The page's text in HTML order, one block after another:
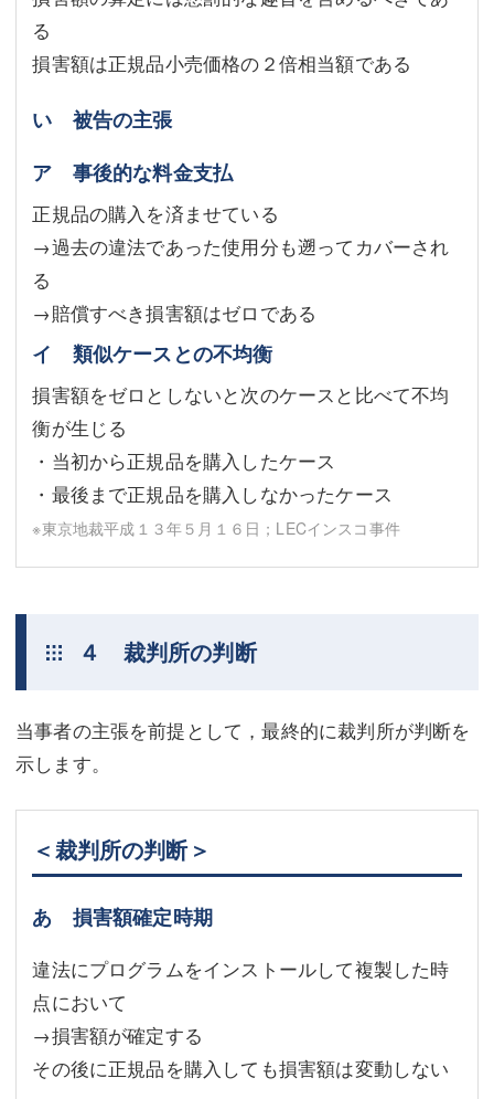
る
損害額は正規品小売価格の２倍相当額である
い 被告の主張
ア 事後的な料金支払
正規品の購入を済ませている
→過去の違法であった使用分も遡ってカバーされ
る
→賠償すべき損害額はゼロである
イ 類似ケースとの不均衡
損害額をゼロとしないと次のケースと比べて不均
衡が生じる
・当初から正規品を購入したケース
・最後まで正規品を購入しなかったケース
※東京地裁平成１３年５月１６日；LECインスコ事件
４ 裁判所の判断
当事者の主張を前提として，最終的に裁判所が判断を
示します。
＜裁判所の判断＞
あ 損害額確定時期
違法にプログラムをインストールして複製した時
点において
→損害額が確定する
その後に正規品を購入しても損害額は変動しない